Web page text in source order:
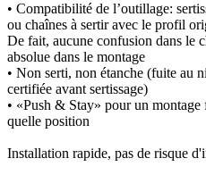
• Compatibilité de l’outillage:
ou chaînes à sertir avec le profil
De fait, aucune confusion dans le
absolue dans le montage
• Non serti, non étanche (fuite au
certifiée avant sertissage)
• «Push & Stay» pour un montage
quelle position
Installation rapide, pas de risque